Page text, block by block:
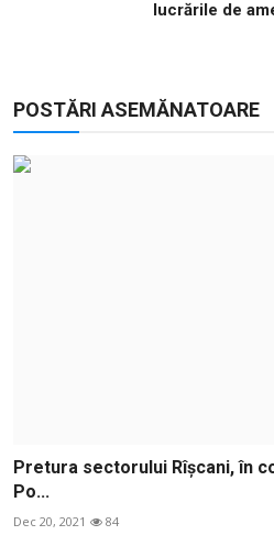
lucrările de
POSTĂRI ASEMĂNATOARE
Pretura sectorului Rîșcani, în
Po...
Dec 20, 2021 84